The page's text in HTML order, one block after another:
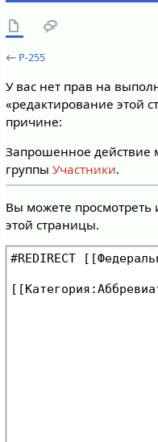
← Р-255
У вас нет прав на
«редактирование этой
причине:
Запрошенное действие
группы Участники.
Вы можете просмотреть
этой страницы.